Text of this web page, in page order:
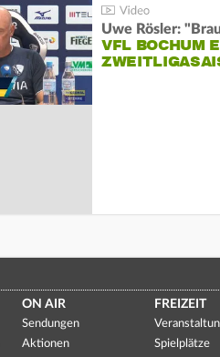
VFL BOCHUM
ON AIR
Sendungen
Aktionen
FREIZEIT
Spielplätze